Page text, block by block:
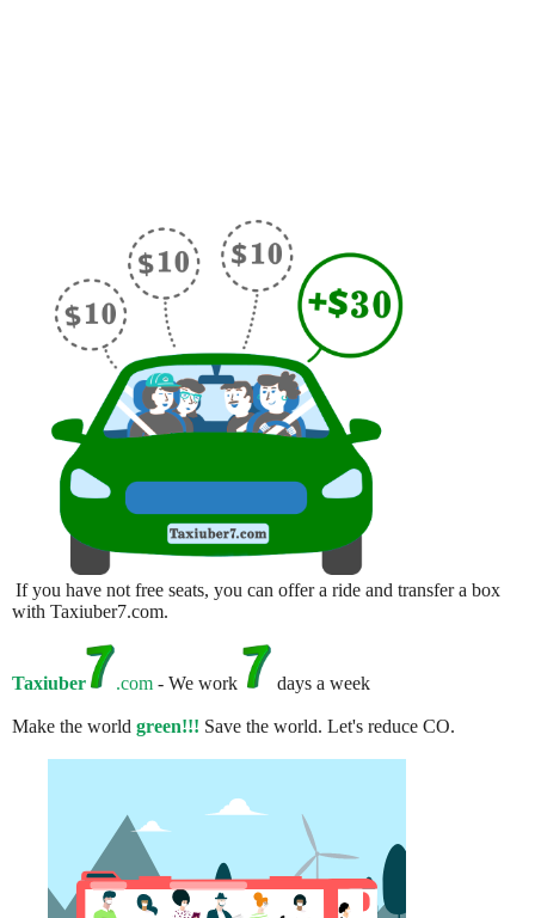
If you have not free seats, you can offer a ride and transfer a box
with Taxiuber7.com.
Taxiuber .com - We work days a week
Make the world green!!! Save the world. Let's reduce CO.